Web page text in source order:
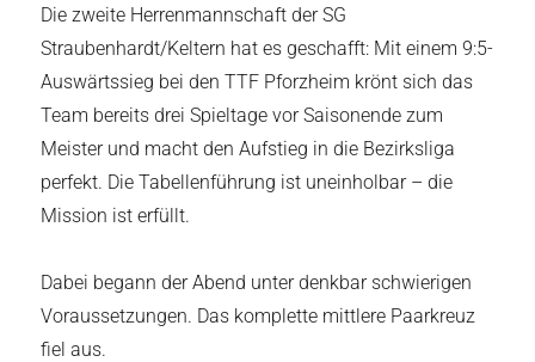
Die zweite Herrenmannschaft der SG
Straubenhardt/Keltern hat es geschafft: Mit einem 9:5-
Auswärtssieg bei den TTF Pforzheim krönt sich das
Team bereits drei Spieltage vor Saisonende zum
Meister und macht den Aufstieg in die Bezirksliga
perfekt. Die Tabellenführung ist uneinholbar – die
Mission ist erfüllt.
Dabei begann der Abend unter denkbar schwierigen
Voraussetzungen. Das komplette mittlere Paarkreuz
fiel aus.